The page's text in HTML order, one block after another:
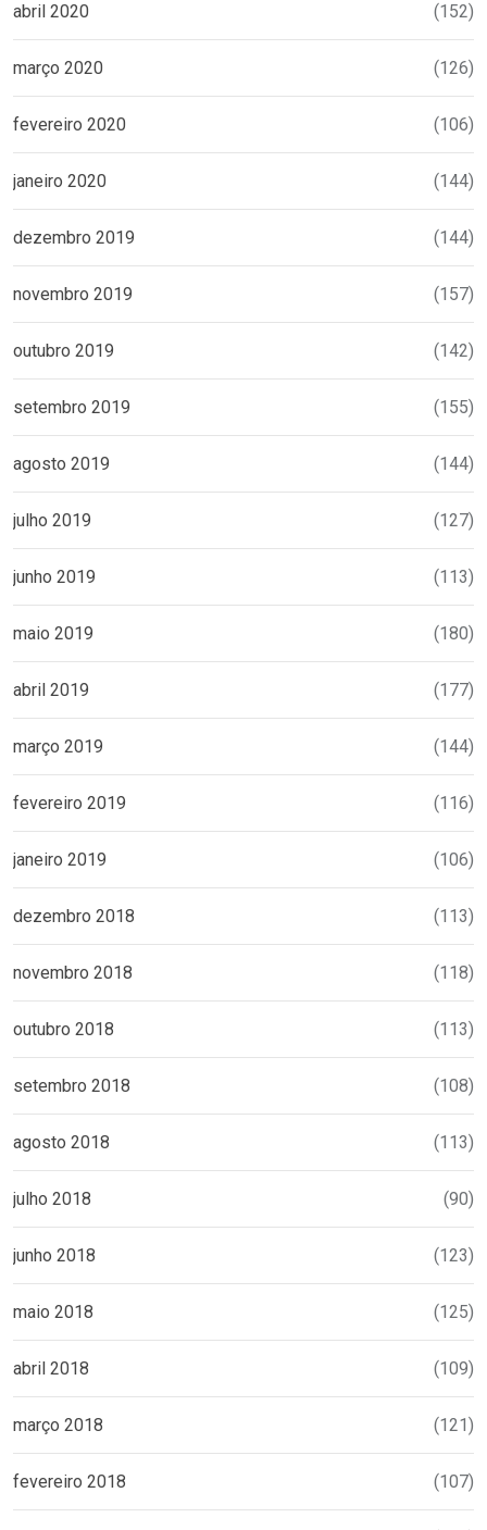
abril 2020 (152)
março 2020 (126)
fevereiro 2020 (106)
janeiro 2020 (144)
dezembro 2019 (144)
novembro 2019 (157)
outubro 2019 (142)
setembro 2019 (155)
agosto 2019 (144)
julho 2019 (127)
junho 2019 (113)
maio 2019 (180)
abril 2019 (177)
março 2019 (144)
fevereiro 2019 (116)
janeiro 2019 (106)
dezembro 2018 (113)
novembro 2018 (118)
outubro 2018 (113)
setembro 2018 (108)
agosto 2018 (113)
julho 2018 (90)
junho 2018 (123)
maio 2018 (125)
abril 2018 (109)
março 2018 (121)
fevereiro 2018 (107)